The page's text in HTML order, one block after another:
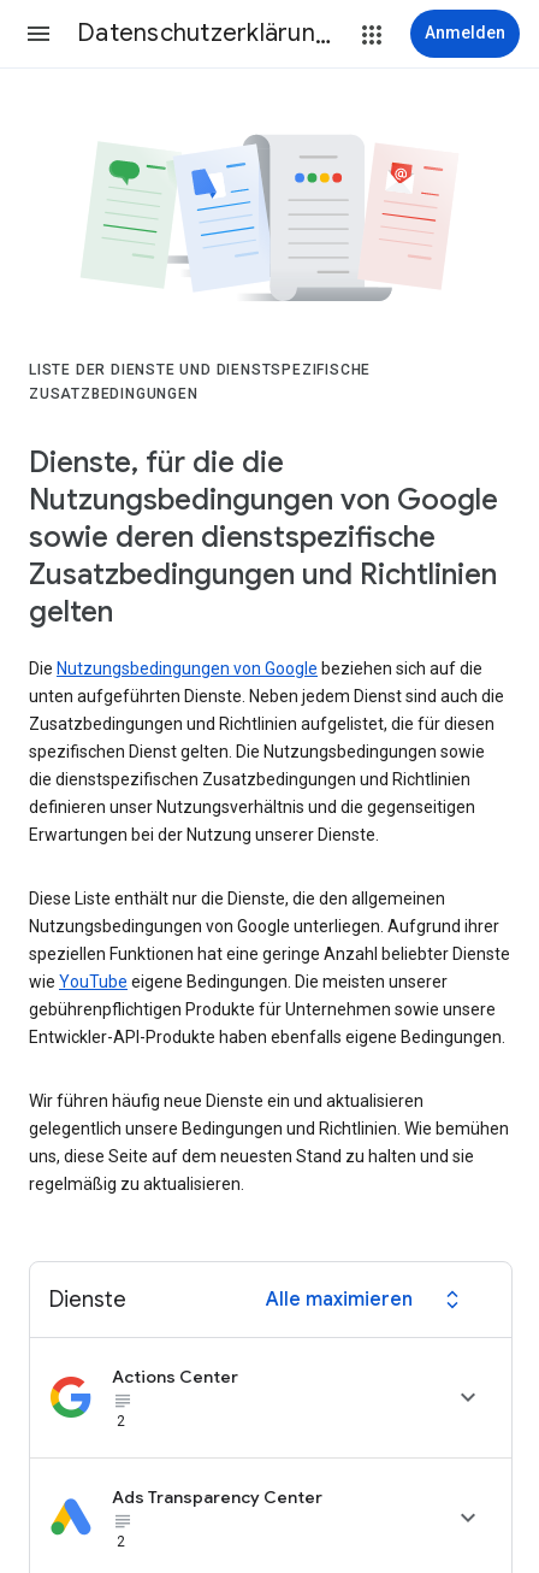
Datenschutzerklärung & Nutzungsbedingungen Anmelden
LISTE DER DIENSTE UND DIENSTSPEZIFISCHE
ZUSATZBEDINGUNGEN
Dienste, für die die
Nutzungsbedingungen von Google
sowie deren dienstspezifische
Zusatzbedingungen und Richtlinien
gelten
Die Nutzungsbedingungen von Google beziehen sich auf die
unten aufgeführten Dienste. Neben jedem Dienst sind auch die
Zusatzbedingungen und Richtlinien aufgelistet, die für diesen
spezifischen Dienst gelten. Die Nutzungsbedingungen sowie
die dienstspezifischen Zusatzbedingungen und Richtlinien
definieren unser Nutzungsverhältnis und die gegenseitigen
Erwartungen bei der Nutzung unserer Dienste.
Diese Liste enthält nur die Dienste, die den allgemeinen
Nutzungsbedingungen von Google unterliegen. Aufgrund ihrer
speziellen Funktionen hat eine geringe Anzahl beliebter Dienste
wie YouTube eigene Bedingungen. Die meisten unserer
gebührenpflichtigen Produkte für Unternehmen sowie unsere
Entwickler-API-Produkte haben ebenfalls eigene Bedingungen.
Wir führen häufig neue Dienste ein und aktualisieren
gelegentlich unsere Bedingungen und Richtlinien. Wie bemühen
uns, diese Seite auf dem neuesten Stand zu halten und sie
regelmäßig zu aktualisieren.
Dienste Alle maximieren expand_all
Actions Center
subject_black
2

Ads Transparency Center
subject_black
2
